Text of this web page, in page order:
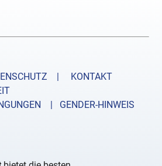
|
KONTAKT
| GENDER-HINWEIS